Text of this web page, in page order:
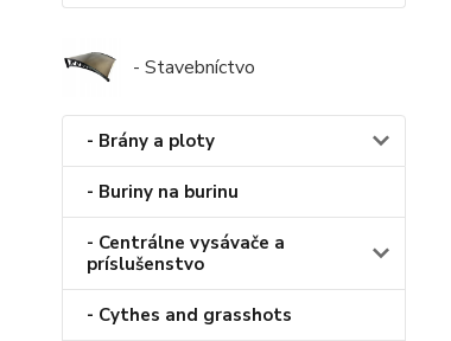
- Stavebníctvo
- Brány a ploty
- Buriny na burinu
- Centrálne vysávače a
príslušenstvo
- Cythes and grasshots